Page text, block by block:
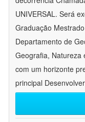
UNIVERSAL. Será
Graduação
Departamento de
Geografia, Natureza
com um horizonte
principal